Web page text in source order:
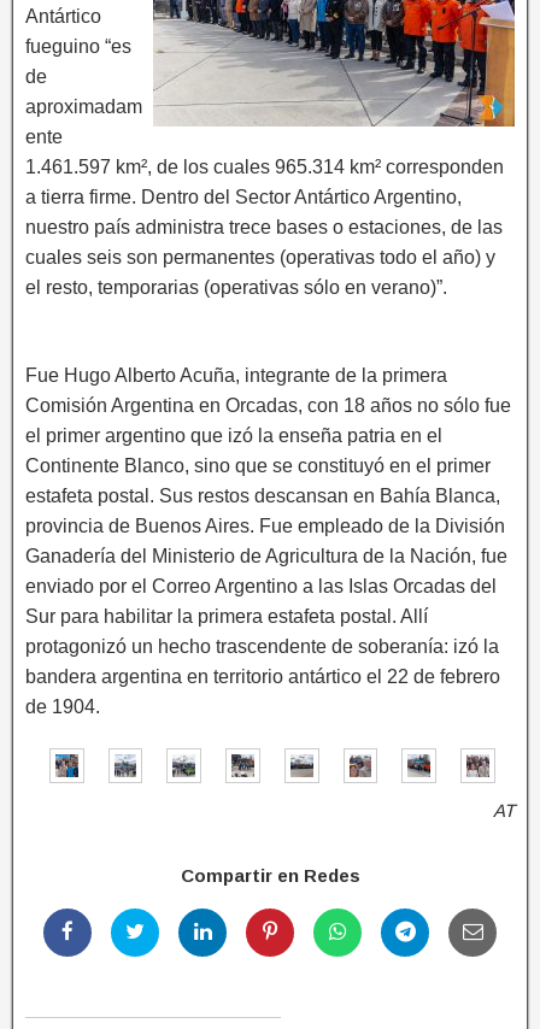
Antártico
fueguino “es
de
aproximadam
ente
1.461.597 km², de los cuales 965.314 km² corresponden
a tierra firme. Dentro del Sector Antártico Argentino,
nuestro país administra trece bases o estaciones, de las
cuales seis son permanentes (operativas todo el año) y
el resto, temporarias (operativas sólo en verano)”.
Fue Hugo Alberto Acuña, integrante de la primera
Comisión Argentina en Orcadas, con 18 años no sólo fue
el primer argentino que izó la enseña patria en el
Continente Blanco, sino que se constituyó en el primer
estafeta postal. Sus restos descansan en Bahía Blanca,
provincia de Buenos Aires. Fue empleado de la División
Ganadería del Ministerio de Agricultura de la Nación, fue
enviado por el Correo Argentino a las Islas Orcadas del
Sur para habilitar la primera estafeta postal. Allí
protagonizó un hecho trascendente de soberanía: izó la
bandera argentina en territorio antártico el 22 de febrero
de 1904.
AT
Compartir en Redes